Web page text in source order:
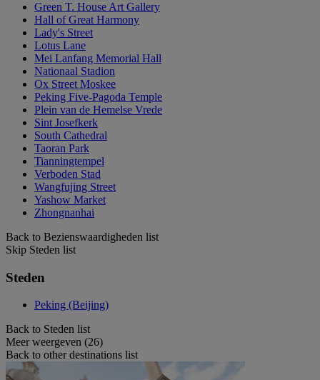
Green T. House Art Gallery
Hall of Great Harmony
Lady's Street
Lotus Lane
Mei Lanfang Memorial Hall
Nationaal Stadion
Ox Street Moskee
Peking Five-Pagoda Temple
Plein van de Hemelse Vrede
Sint Josefkerk
South Cathedral
Taoran Park
Tianningtempel
Verboden Stad
Wangfujing Street
Yashow Market
Zhongnanhai
Back to Bezienswaardigheden list
Skip Steden list
Steden
Peking (Beijing)
Back to Steden list
Meer weergeven (26)
Back to other destinations list